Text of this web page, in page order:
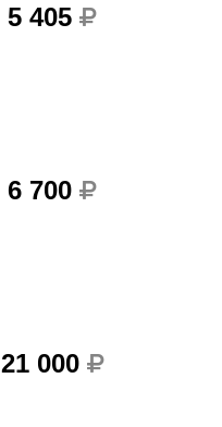
5 405
6 700
21 000